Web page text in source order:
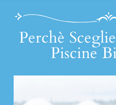
Perchè
Piscine